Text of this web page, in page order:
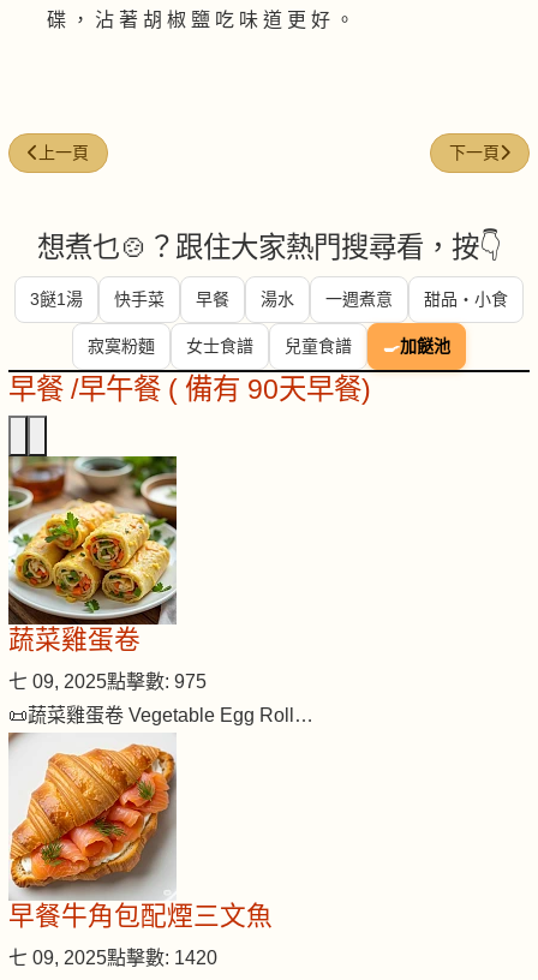
碟 ， 沾 著 胡 椒 鹽 吃 味 道 更 好 。
上一篇文章: 鹹檸檬蒸烏頭魚
上一頁 下一篇文章
下一頁
想煮乜🍲？跟住大家熱門搜尋看，按👇
3餸1湯 快手菜 早餐 湯水 一週煮意 甜品・小食
寂寞粉麵 女士食譜 兒童食譜 🍳加餸池
早餐 /早午餐 ( 備有 90天早餐)
蔬菜雞蛋卷
七 09, 2025點擊數: 975
📜蔬菜雞蛋卷 Vegetable Egg Roll…
早餐牛角包配煙三文魚
七 09, 2025點擊數: 1420